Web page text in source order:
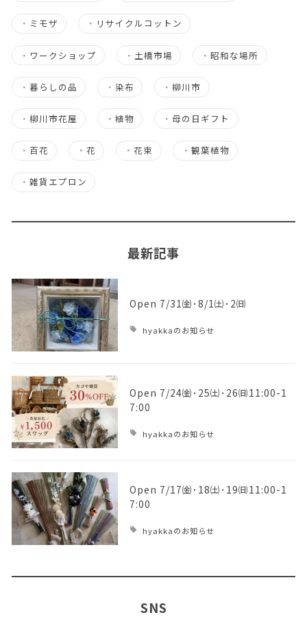
・ ミモザ ・ リサイクルコットン
・ ワークショップ ・ 土橋市場 ・昭和な場所
・ 暮らしの品 ・ 染布 ・柳川市
・ 柳川市花屋 ・植物 ・母の日ギフト
・ 百花 ・花 ・花束 ・ 観葉植物
・ 雑貨エプロン
最新記事
Open 7/31㈮･8/1㈯･2㈰
hyakkaのお知らせ
Open 7/24㈮･25㈯･26㈰11:00-1
7:00
hyakkaのお知らせ
Open 7/17㈮･18㈯･19㈰11:00-1
7:00
hyakkaのお知らせ
SNS